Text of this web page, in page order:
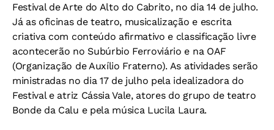
Festival de Arte do Alto do Cabrito, no dia 14 de julho.
Já as oficinas de teatro, musicalização e escrita
criativa com conteúdo afirmativo e classificação livre
acontecerão no Subúrbio Ferroviário e na OAF
(Organização de Auxílio Fraterno). As atividades serão
ministradas no dia 17 de julho pela idealizadora do
Festival e atriz Cássia Vale, atores do grupo de teatro
Bonde da Calu e pela música Lucila Laura.